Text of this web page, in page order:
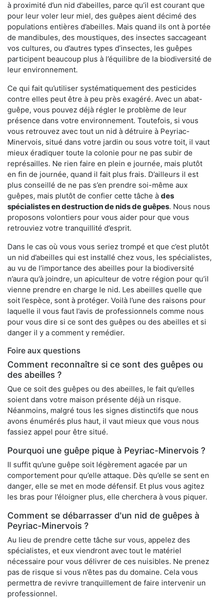
à proximité d’un nid d’abeilles, parce qu’il est courant que
pour leur voler leur miel, des guêpes aient décimé des
populations entières d’abeilles. Mais quand ils ont à portée
de mandibules, des moustiques, des insectes saccageant
vos cultures, ou d’autres types d’insectes, les guêpes
participent beaucoup plus à l’équilibre de la biodiversité de
leur environnement.
Ce qui fait qu’utiliser systématiquement des pesticides
contre elles peut être à peu près exagéré. Avec un abat-
guêpe, vous pouvez déjà régler le problème de leur
présence dans votre environnement. Toutefois, si vous
vous retrouvez avec tout un nid à détruire à Peyriac-
Minervois, situé dans votre jardin ou sous votre toit, il vaut
mieux éradiquer toute la colonie pour ne pas subir de
représailles. Ne rien faire en plein e journée, mais plutôt
en fin de journée, quand il fait plus frais. D’ailleurs il est
plus conseillé de ne pas s’en prendre soi-même aux
guêpes, mais plutôt de confier cette tâche à des
spécialistes en destruction de nids de guêpes. Nous nous
proposons volontiers pour vous aider pour que vous
retrouviez votre tranquillité d’esprit.
Dans le cas où vous vous seriez trompé et que c’est plutôt
un nid d’abeilles qui est installé chez vous, les spécialistes,
au vu de l’importance des abeilles pour la biodiversité
n’aura qu’à joindre, un apiculteur de votre région pour qu’il
vienne prendre en charge le nid. Les abeilles quelle que
soit l’espèce, sont à protéger. Voilà l’une des raisons pour
laquelle il vous faut l’avis de professionnels comme nous
pour vous dire si ce sont des guêpes ou des abeilles et si
danger il y a comment y remédier.
Foire aux questions
Comment reconnaître si ce sont des guêpes ou
des abeilles ?
Que ce soit des guêpes ou des abeilles, le fait qu’elles
soient dans votre maison présente déjà un risque.
Néanmoins, malgré tous les signes distinctifs que nous
avons énumérés plus haut, il vaut mieux que vous nous
fassiez appel pour être situé.
Pourquoi une guêpe pique à Peyriac-Minervois ?
Il suffit qu’une guêpe soit légèrement agacée par un
comportement pour qu’elle attaque. Dès qu’elle se sent en
danger, elle se met en mode défensif. Et plus vous agitez
les bras pour l’éloigner plus, elle cherchera à vous piquer.
Comment se débarrasser d'un nid de guêpes à
Peyriac-Minervois ?
Au lieu de prendre cette tâche sur vous, appelez des
spécialistes, et eux viendront avec tout le matériel
nécessaire pour vous délivrer de ces nuisibles. Ne prenez
pas de risque si vous n’êtes pas du domaine. Cela vous
permettra de revivre tranquillement de faire intervenir un
professionnel.